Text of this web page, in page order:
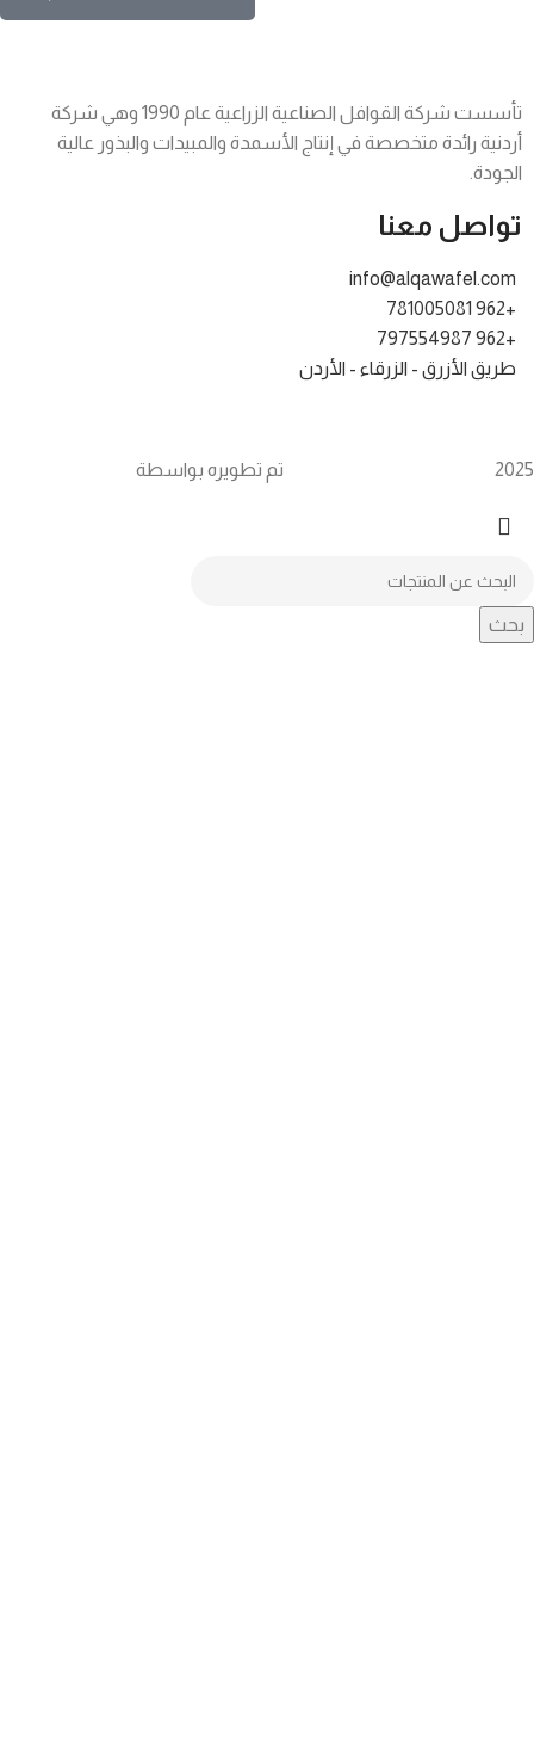
تأسست شركة القوافل الصناعية الزراعية عام 1990 وهي شركة
أردنية رائدة متخصصة في إنتاج الأسمدة والمبيدات والبذور عالية
الجودة.
تواصل معنا
info@alqawafel.com
+962 781005081
+962 797554987
طريق الأزرق - الزرقاء - الأردن
2025 تم تطويره بواسطة
بحث